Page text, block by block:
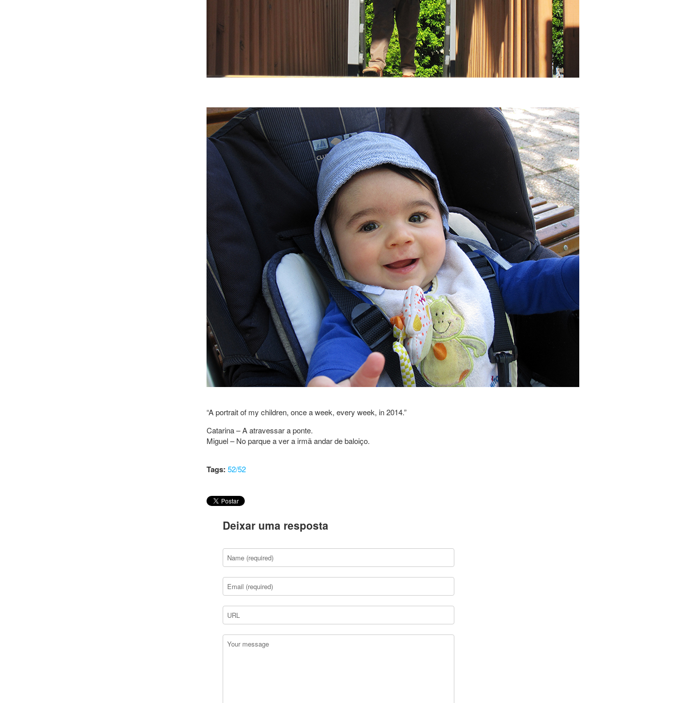
“A portrait of my children, once a week, every week, in 2014.”
Catarina – A atravessar a ponte.
Miguel – No parque a ver a irmã andar de baloiço.
Tags: 52/52
Deixar uma resposta